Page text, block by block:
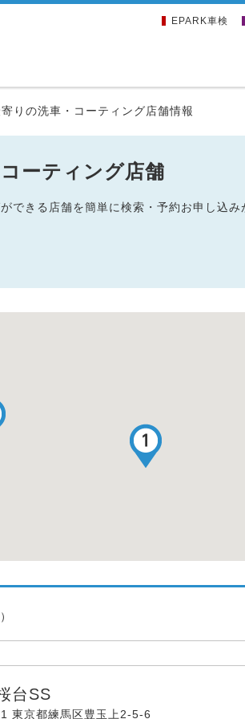
EPARK車検
りの洗車・コーティング店舗情報
ーティング店舗
できる店舗を簡単に検索・予約お申し込み
台SS
東京都練馬区豊玉上2-5-6